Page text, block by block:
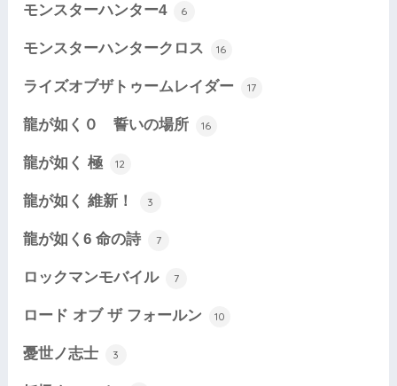
モンスターハンター4 6
モンスターハンタークロス 16
ライズオブザトゥームレイダー 17
龍が如く０ 誓いの場所 16
龍が如く 極 12
龍が如く 維新！ 3
龍が如く6 命の詩 7
ロックマンモバイル 7
ロード オブ ザ フォールン 10
憂世ノ志士 3